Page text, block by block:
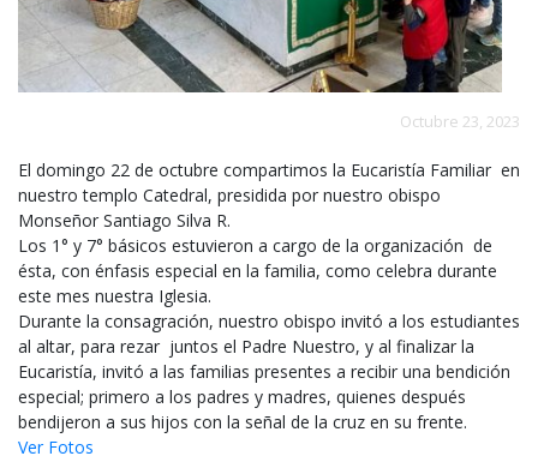
Octubre 23, 2023
El domingo 22 de octubre compartimos la Eucaristía Familiar en
nuestro templo Catedral, presidida por nuestro obispo
Monseñor Santiago Silva R.
Los 1° y 7° básicos estuvieron a cargo de la organización de
ésta, con énfasis especial en la familia, como celebra durante
este mes nuestra Iglesia.
Durante la consagración, nuestro obispo invitó a los estudiantes
al altar, para rezar juntos el Padre Nuestro, y al finalizar la
Eucaristía, invitó a las familias presentes a recibir una bendición
especial; primero a los padres y madres, quienes después
bendijeron a sus hijos con la señal de la cruz en su frente.
Ver Fotos